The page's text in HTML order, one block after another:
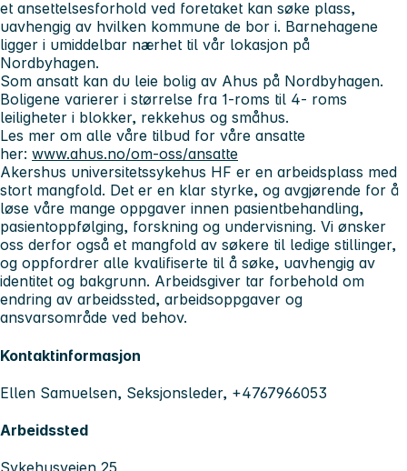
et ansettelsesforhold ved foretaket kan søke plass,
uavhengig av hvilken kommune de bor i. Barnehagene
ligger i umiddelbar nærhet til vår lokasjon på
Nordbyhagen.
Som ansatt kan du leie bolig av Ahus på Nordbyhagen.
Boligene varierer i størrelse fra 1-roms til 4- roms
leiligheter i blokker, rekkehus og småhus.
Les mer om alle våre tilbud for våre ansatte
her: www.ahus.no/om-oss/ansatte
Akershus universitetssykehus HF er en arbeidsplass med
stort mangfold. Det er en klar styrke, og avgjørende for å
løse våre mange oppgaver innen pasientbehandling,
pasientoppfølging, forskning og undervisning. Vi ønsker
oss derfor også et mangfold av søkere til ledige stillinger,
og oppfordrer alle kvalifiserte til å søke, uavhengig av
identitet og bakgrunn. Arbeidsgiver tar forbehold om
endring av arbeidssted, arbeidsoppgaver og
ansvarsområde ved behov.
Kontaktinformasjon
Ellen Samuelsen, Seksjonsleder, +4767966053
Arbeidssted